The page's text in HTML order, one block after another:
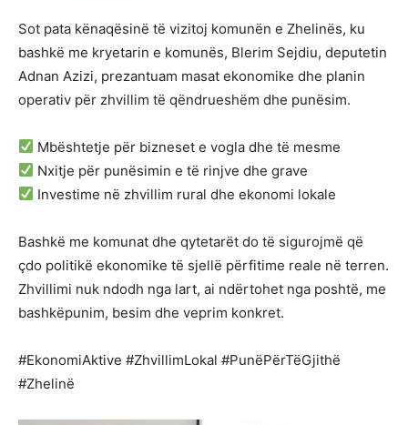
Sot pata kënaqësinë të vizitoj komunën e Zhelinës, ku
bashkë me kryetarin e komunës, Blerim Sejdiu, deputetin
Adnan Azizi, prezantuam masat ekonomike dhe planin
operativ për zhvillim të qëndrueshëm dhe punësim.
Mbështetje për bizneset e vogla dhe të mesme
Nxitje për punësimin e të rinjve dhe grave
Investime në zhvillim rural dhe ekonomi lokale
Bashkë me komunat dhe qytetarët do të sigurojmë që
çdo politikë ekonomike të sjellë përfitime reale në terren.
Zhvillimi nuk ndodh nga lart, ai ndërtohet nga poshtë, me
bashkëpunim, besim dhe veprim konkret.
#EkonomiAktive #ZhvillimLokal #PunëPërTëGjithë
#Zhelinë